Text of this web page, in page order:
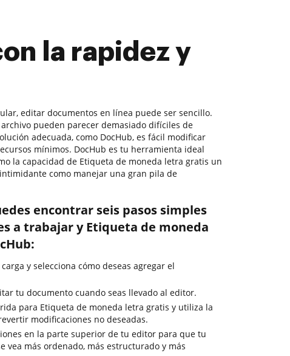
la rapidez y
editar documentos en línea puede ser sencillo.
pueden parecer demasiado difíciles de
adecuada, como DocHub, es fácil modificar
mínimos. DocHub es tu herramienta ideal
la capacidad de Etiqueta de moneda letra gratis un
como manejar una gran pila de
encontrar seis pasos simples
a trabajar y Etiqueta de moneda
y selecciona cómo deseas agregar el
tu documento cuando seas llevado al editor.
para Etiqueta de moneda letra gratis y utiliza la
modificaciones no deseadas.
en la parte superior de tu editor para que tu
vea más ordenado, más estructurado y más